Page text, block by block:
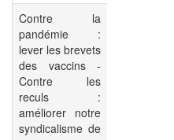
Contre la
pandémie :
lever les brevets
des vaccins -
Contre les
reculs :
améliorer notre
syndicalisme de